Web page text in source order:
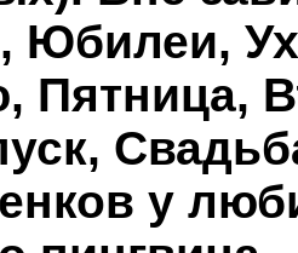
Юбилеи,
Пятница,
у